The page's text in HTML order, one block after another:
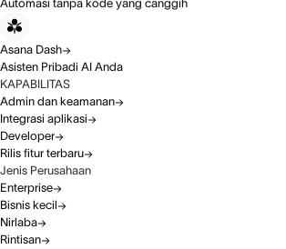
Automasi tanpa kode yang canggih
Asana Dash
Asisten Pribadi AI Anda
KAPABILITAS
Admin dan keamanan
Integrasi aplikasi
Developer
Rilis fitur terbaru
Jenis Perusahaan
Enterprise
Bisnis kecil
Nirlaba
Rintisan